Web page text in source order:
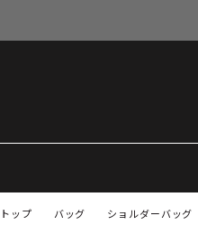
トップ バッグ ショルダーバッグ